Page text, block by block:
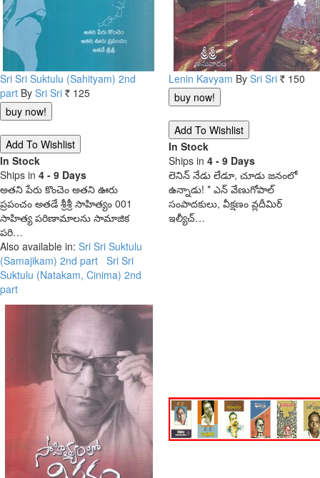
Sri Sri Suktulu (Sahityam) 2nd
part By Sri Sri Rs. 125
In Stock
Ships in 4 - 9 Days
అతని పేరు కొంచెం అతని ఊరు
ప్రపంచం అతడే శ్రీశ్రీ సాహిత్యం 001
సాహిత్య పరిణామాలను సామాజిక
పరి…
Also available in: Sri Sri Suktulu
(Samajikam) 2nd part Sri Sri
Suktulu (Natakam, Cinima) 2nd
part
Lenin Kavyam By Sri Sri Rs. 150
In Stock
Ships in 4 - 9 Days
లెనిన్ నేడు లేడూ, చూడు జనంలో
ఉన్నాడు! * ఎన్ వేణుగోపాల్
సంపాదకులు, వీక్షణం వ్లదీమిర్
ఇల్యీచ్…